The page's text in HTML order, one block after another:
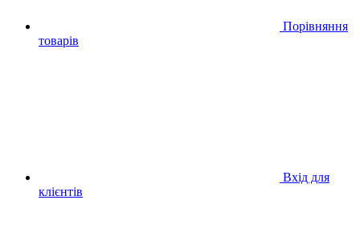
Порівняння
товарів
Вхід для
клієнтів